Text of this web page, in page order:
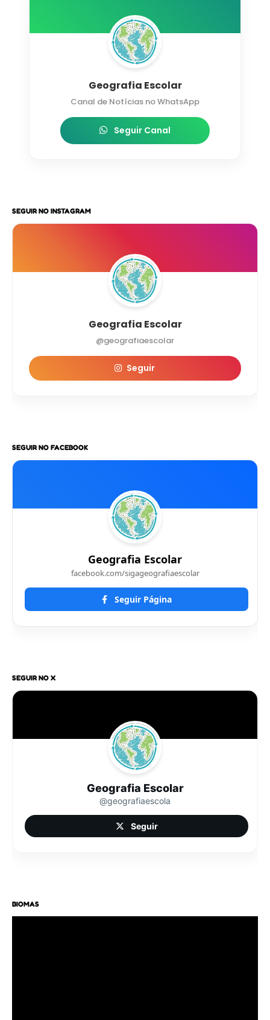
Geografia Escolar
Canal de Notícias no WhatsApp
Seguir Canal
SEGUIR NO INSTAGRAM
Geografia Escolar
@geografiaescolar
Seguir
SEGUIR NO FACEBOOK
Geografia Escolar
facebook.com/sigageografiaescolar
Seguir Página
SEGUIR NO X
Geografia Escolar
@geografiaescola
Seguir
BIOMAS